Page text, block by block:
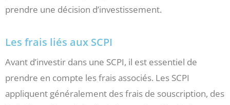
prendre une décision d’investissement.
Les frais liés aux SCPI
Avant d’investir dans une SCPI, il est essentiel de
prendre en compte les frais associés. Les SCPI
appliquent généralement des frais de souscription, des